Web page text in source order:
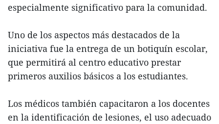
especialmente significativo para la comunidad.
Uno de los aspectos más destacados de la
iniciativa fue la entrega de un botiquín escolar,
que permitirá al centro educativo prestar
primeros auxilios básicos a los estudiantes.
Los médicos también capacitaron a los docentes
en la identificación de lesiones, el uso adecuado